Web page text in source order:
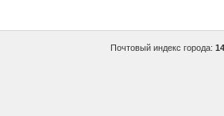
Почтовый индекс города: